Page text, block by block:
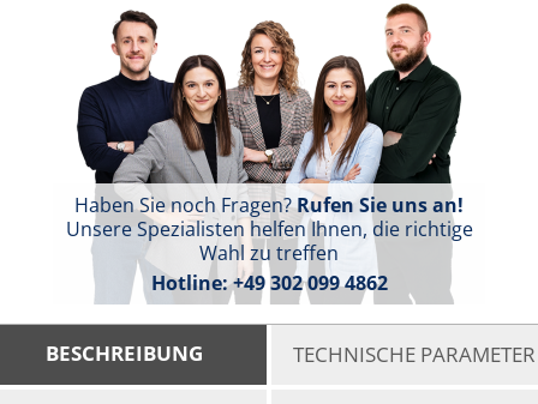
Haben Sie noch Fragen?Rufen Sie uns an!
Unsere Spezialisten helfen Ihnen, die richtige
Wahl zu treffen
Hotline:+49 302 099 4862
BESCHREIBUNG TECHNISCHE PARAMETER